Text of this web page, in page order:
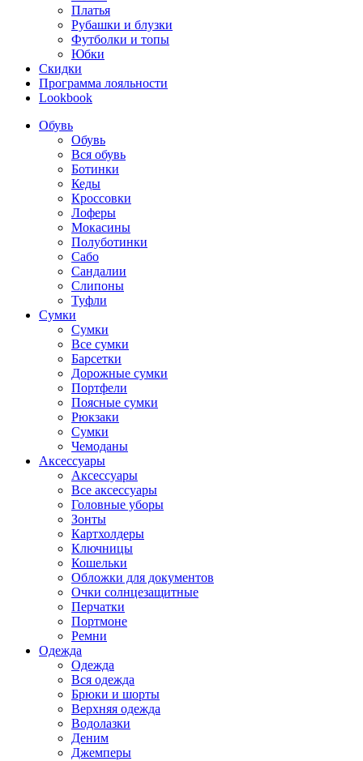
Платья
Рубашки и блузки
Футболки и топы
Юбки
Скидки
Программа лояльности
Lookbook
Обувь
Обувь
Вся обувь
Ботинки
Кеды
Кроссовки
Лоферы
Мокасины
Полуботинки
Сабо
Сандалии
Слипоны
Туфли
Сумки
Сумки
Все сумки
Барсетки
Дорожные сумки
Портфели
Поясные сумки
Рюкзаки
Сумки
Чемоданы
Аксессуары
Аксессуары
Все аксессуары
Головные уборы
Зонты
Картхолдеры
Ключницы
Кошельки
Обложки для документов
Очки солнцезащитные
Перчатки
Портмоне
Ремни
Одежда
Одежда
Вся одежда
Брюки и шорты
Верхняя одежда
Водолазки
Деним
Джемперы